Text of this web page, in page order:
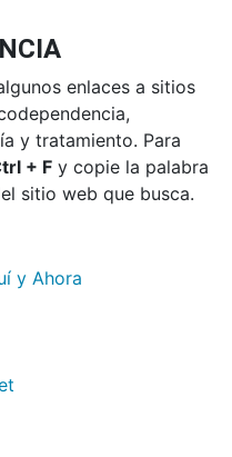
enlaces a sitios
y tratamiento. Para
+ F y copie la palabra
sitio web que busca.
y Ahora